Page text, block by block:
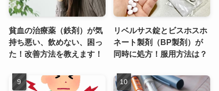
貧血の治療薬（鉄剤）が気
持ち悪い、飲めない、困っ
た！改善方法を教えます！
リベルサス錠とビスホスホ
ネート製剤（BP製剤）が
同時に処方！服用方法は？